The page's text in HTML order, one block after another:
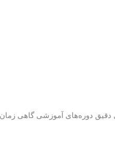
دقیق دوره‌های آموزشی گاهی